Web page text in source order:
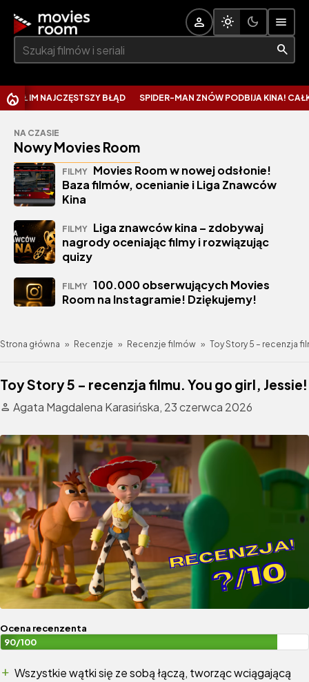
Szukaj:
NA CZASIE
Nowy Movies Room
FILMY Movies Room w nowej odsłonie!
Baza filmów, ocenianie i Liga Znawców
Kina
FILMY Liga znawców kina – zdobywaj
nagrody oceniając filmy i rozwiązując
quizy
FILMY 100.000 obserwujących Movies
Room na Instagramie! Dziękujemy!
Strona główna » Recenzje » Recenzje filmów » Toy Story 5 – recenzja
Toy Story 5 – recenzja filmu. You go girl, Jessie!
Agata Magdalena Karasińska, 23 czerwca 2026
Ocena recenzenta
90/100
Wszystkie wątki się ze sobą łączą, tworząc wciągającą